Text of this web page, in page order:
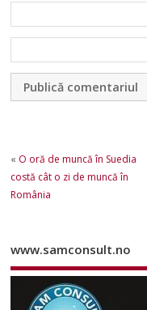
« O oră de muncă în Suedia
costă cât o zi de muncă în
România
www.samconsult.no